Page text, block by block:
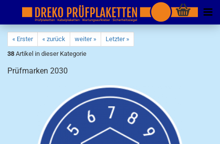
« Erster « zurück weiter »
Letzter »
38 Artikel in dieser Kategorie
Prüfmarken 2030